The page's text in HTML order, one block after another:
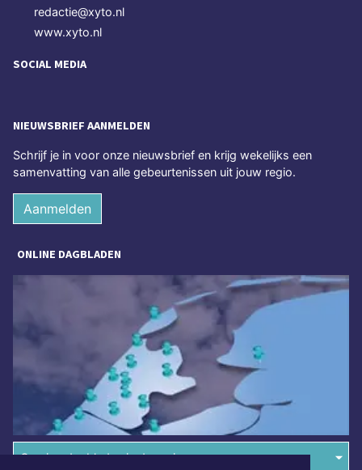
redactie@xyto.nl
www.xyto.nl
SOCIAL MEDIA
NIEUWSBRIEF AANMELDEN
Schrijf je in voor onze nieuwsbrief en krijg wekelijks een
samenvatting van alle gebeurtenissen uit jouw regio.
Aanmelden
ONLINE DAGBLADEN
Overige dagbladen in de regio